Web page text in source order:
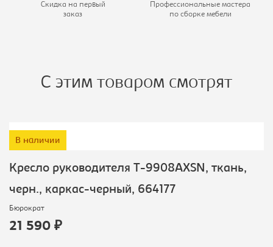
Скидка на первый
заказ
Профессиональные мастера
по сборке мебели
С этим товаром смотрят
В наличии
Кресло руководителя T-9908AXSN, ткань,
черн., каркас-черный, 664177
Бюрократ
21 590 ₽